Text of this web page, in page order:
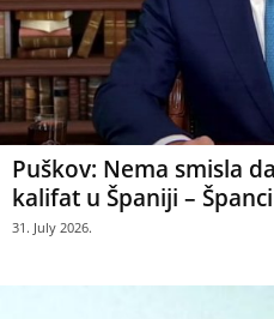
Puškov: Nema smisla
kalifat u Španiji –
31. July 2026.